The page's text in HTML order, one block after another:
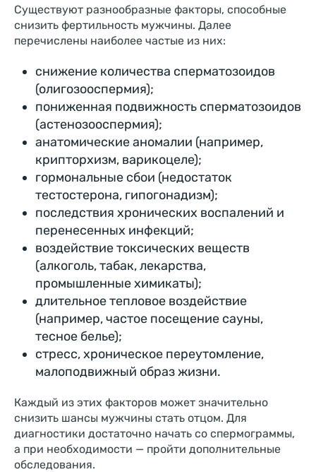
Существуют разнообразные факторы, способные
снизить фертильность мужчины. Далее
перечислены наиболее частые из них:
снижение количества сперматозоидов
(олигозооспермия);
пониженная подвижность сперматозоидов
(астенозооспермия);
анатомические аномалии (например,
крипторхизм, варикоцеле);
гормональные сбои (недостаток
тестостерона, гипогонадизм);
последствия хронических воспалений и
перенесенных инфекций;
воздействие токсических веществ
(алкоголь, табак, лекарства,
промышленные химикаты);
длительное тепловое воздействие
(например, частое посещение сауны,
тесное белье);
стресс, хроническое переутомление,
малоподвижный образ жизни.
Каждый из этих факторов может значительно
снизить шансы мужчины стать отцом. Для
диагностики достаточно начать со спермограммы,
а при необходимости — пройти дополнительные
обследования.